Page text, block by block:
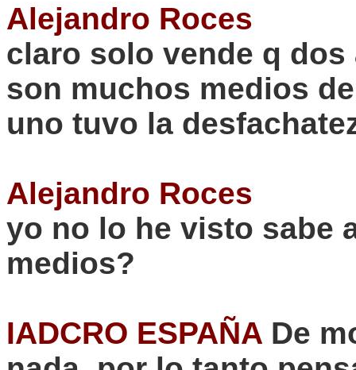
Alejandro Roces
claro solo vende q
son muchos medios
uno tuvo la
Alejandro Roces
yo no lo he visto sabe
medios?
IADCRO ESPAÑA De